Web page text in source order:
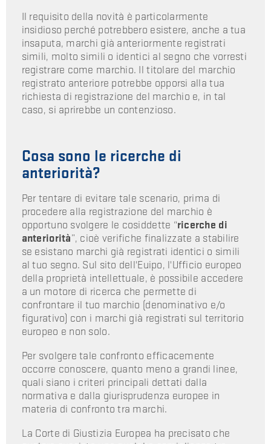
Il requisito della novità è particolarmente
insidioso perché potrebbero esistere, anche a tua
insaputa, marchi già anteriormente registrati
simili, molto simili o identici al segno che vorresti
registrare come marchio. Il titolare del marchio
registrato anteriore potrebbe opporsi alla tua
richiesta di registrazione del marchio e, in tal
caso, si aprirebbe un contenzioso.
Cosa sono le ricerche di
anteriorità?
Per tentare di evitare tale scenario, prima di
procedere alla registrazione del marchio è
opportuno svolgere le cosiddette “ricerche di
anteriorità”, cioè verifiche finalizzate a stabilire
se esistano marchi già registrati identici o simili
al tuo segno. Sul sito dell'Euipo, l'Ufficio europeo
della proprietà intellettuale, è possibile accedere
a un motore di ricerca che permette di
confrontare il tuo marchio (denominativo e/o
figurativo) con i marchi già registrati sul territorio
europeo e non solo.
Per svolgere tale confronto efficacemente
occorre conoscere, quanto meno a grandi linee,
quali siano i criteri principali dettati dalla
normativa e dalla giurisprudenza europee in
materia di confronto tra marchi.
La Corte di Giustizia Europea ha precisato che